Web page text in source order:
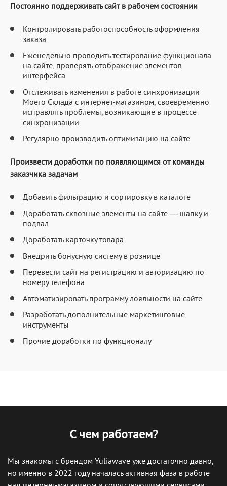
Постоянно поддерживать сайт в рабочем состоянии
Контролировать работоспособность оформления
заказа
Еженедельно проводить тестирование функционала
на сайте, проверять отображение элементов
интерфейса
Отслеживать изменения в работе синхронизации
Моего Склада с интернет-магазином, своевременно
исправлять проблемы, возникающие в процессе
синхронизации
Регулярно производить оптимизацию на сайте
Произвести доработки по появляющимся от команды
заказчика задачам
Добавить фильтрацию и сортировку в каталоге
Доработать сквозные элементы на сайте — шапку и
подвал
Доработать карточку товара
Внедрить бонусную систему в рознице
Перевести сайт на регистрацию и авторизацию по
номеру телефона
Автоматизировать программу лояльности на сайте
Разработать дополнительные маркетинговые
инструменты
Прочие доработки по функционалу
С чем работаем?
Мы знакомы с брендом Yuliawave уже достаточно давно,
но именно в 2022 году началась активная фаза в работе